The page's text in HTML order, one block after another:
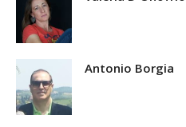
Antonio Borgia